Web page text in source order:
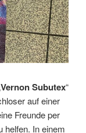
Vernon Subutex“
auf einer
Freunde per
helfen. In einem